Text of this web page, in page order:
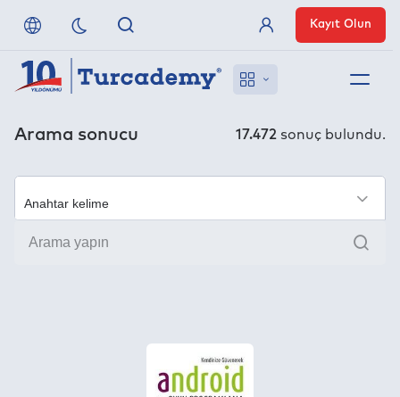
Referanslarımız
Üye Girişi
Kayıt Olun
Arama sonucu 17.472 sonuç bulundu.
Ara